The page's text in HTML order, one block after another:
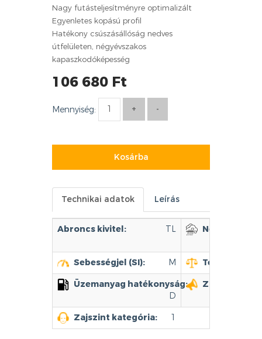
Nagy futásteljesítményre optimalizált
Egyenletes kopású profil
Hatékony csúszásállóság nedves
útfelületen, négyévszakos
kapaszkodóképesség
106 680 Ft
Mennyiség:
Kosárba
Technikai adatok Leírás
Abroncs kivitel: TL Nedves úton
Sebességjel (SI): M
Üzemanyag hatékonyság:
D
Zajszint:
Zajszint kategória: 1